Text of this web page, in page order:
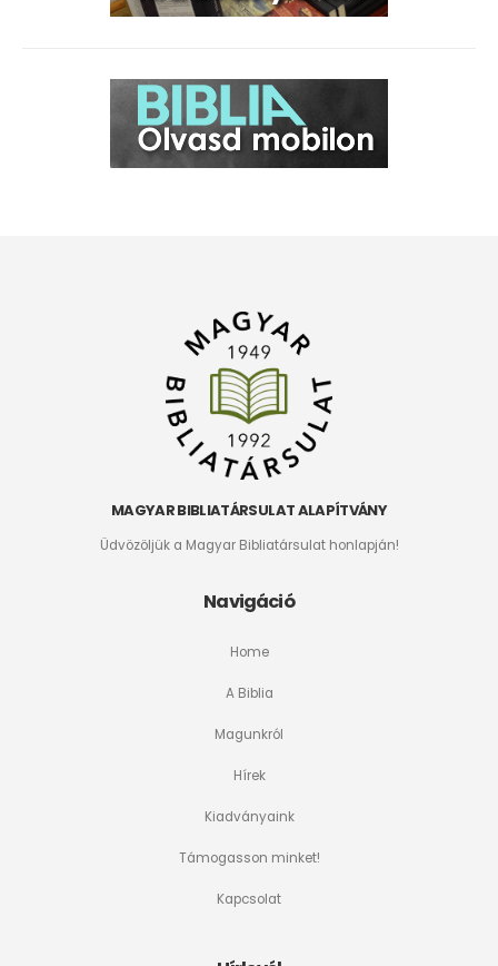
MAGYAR BIBLIATÁRSULAT ALAPÍTVÁNY
Üdvözöljük a Magyar Bibliatársulat honlapján!
Navigáció
Home
A Biblia
Magunkról
Hírek
Kiadványaink
Támogasson minket!
Kapcsolat